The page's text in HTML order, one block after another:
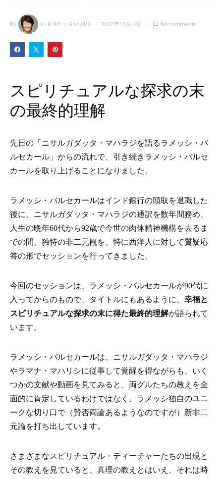
By YUKIKO HIRAYAMA 2017年10月19日 No comments
スピリチュアルな探求の末
の最終的理解
先日の「ニサルガダッタ・マハラジを語るラメッシ・バ
ルセカール」からの流れで、引き続きラメッシ・バルセ
カールを取り上げることになりました。
ラメッシ・バルセカールはインド銀行の頭取を退職した
後に、ニサルガダッタ・マハラジの通訳を数年間務め、
人生の晩年60代から92歳で今世の肉体精神機構を去るま
での間、独特の非二元観を、特に西洋人に対して質疑応
答の形でセッションを行ってきました。
今回のセッションは、ラメッシ・バルセカールが90代に
入ってからのもので、タイトルにもあるように、 幸福と
スピリチュアルな探求の末に得た最終的理解が語られて
います。
ラメッシ・バルセカールは、ニサルガダッタ・マハラジ
やラマナ・マハリシに従事して覚醒を得ながらも、いく
つかの文献や動画を見てみると、両グルたちの教えを全
面的に肯定しているわけではなく、ラメッシ独自のユニ
ークな切り口で（賛否両論あるようなのですが）新非二
元論を打ち出しています。
さまざまなスピリチュアル・ティーチャーたちの出現と
その教えを見ていると、真理の教えとはいえ、それは時